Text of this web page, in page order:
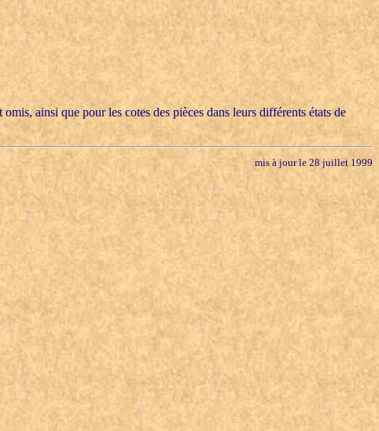
ainsi que pour les cotes des pièces dans leurs différents états de
mis à jour le 28 juillet 1999